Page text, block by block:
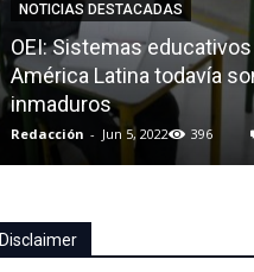
NOTICIAS DESTACADAS
OEI: Sistemas
América Latina todavía
inmaduros
Redacción - Jun 5, 2022 396
Disclaimer